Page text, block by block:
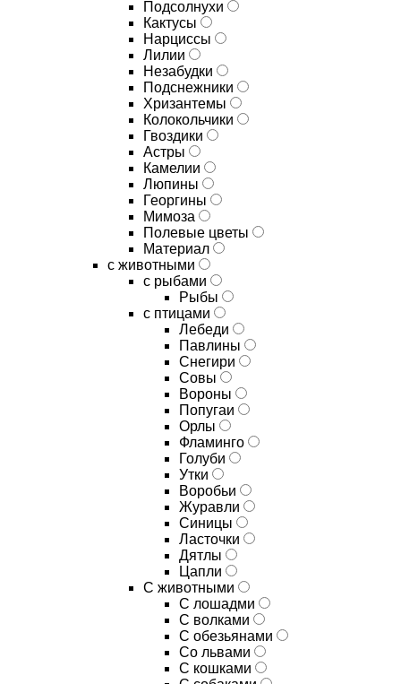
Подсолнухи
Кактусы
Нарциссы
Лилии
Незабудки
Подснежники
Хризантемы
Колокольчики
Гвоздики
Астры
Камелии
Люпины
Георгины
Мимоза
Полевые цветы
Материал
с животными
с рыбами
Рыбы
с птицами
Лебеди
Павлины
Снегири
Совы
Вороны
Попугаи
Орлы
Фламинго
Голуби
Утки
Воробьи
Журавли
Синицы
Ласточки
Дятлы
Цапли
С животными
С лошадми
С волками
С обезьянами
Со львами
С кошками